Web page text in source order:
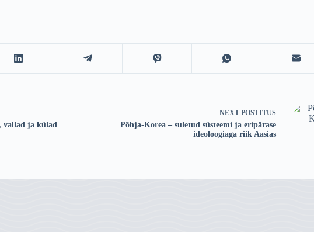
vallad ja külad
NEXT POSTITUS
Põhja-Korea – suletud süsteemi ja eripärase
ideoloogiaga riik Aasias